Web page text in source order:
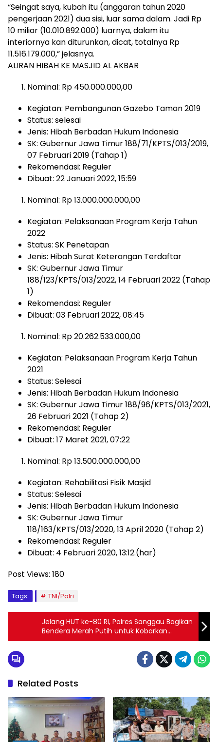
“Seingat saya, kubah itu (anggaran tahun 2020
pengerjaan 2021) dua sisi, luar sama dalam. Jadi Rp
10 miliar (10.010.892.000) luarnya, dalam itu
interiornya kan diturunkan, dicat, totalnya Rp
11.516.179.000,” jelasnya.
ALIRAN HIBAH KE MASJID AL AKBAR
Nominal: Rp 450.000.000,00
Kegiatan: Pembangunan Gazebo Taman 2019
Status: selesai
Jenis: Hibah Berbadan Hukum Indonesia
SK: Gubernur Jawa Timur 188/71/KPTS/013/2019,
07 Februari 2019 (Tahap 1)
Rekomendasi: Reguler
Dibuat: 22 Januari 2022, 15:59
Nominal: Rp 13.000.000.000,00
Kegiatan: Pelaksanaan Program Kerja Tahun
2022
Status: SK Penetapan
Jenis: Hibah Surat Keterangan Terdaftar
SK: Gubernur Jawa Timur
188/123/KPTS/013/2022, 14 Februari 2022 (Tahap
1)
Rekomendasi: Reguler
Dibuat: 03 Februari 2022, 08:45
Nominal: Rp 20.262.533.000,00
Kegiatan: Pelaksanaan Program Kerja Tahun
2021
Status: Selesai
Jenis: Hibah Berbadan Hukum Indonesia
SK: Gubernur Jawa Timur 188/96/KPTS/013/2021,
26 Februari 2021 (Tahap 2)
Rekomendasi: Reguler
Dibuat: 17 Maret 2021, 07:22
Nominal: Rp 13.500.000.000,00
Kegiatan: Rehabilitasi Fisik Masjid
Status: Selesai
Jenis: Hibah Berbadan Hukum Indonesia
SK: Gubernur Jawa Timur
118/163/KPTS/013/2020, 13 April 2020 (Tahap 2)
Rekomendasi: Reguler
Dibuat: 4 Februari 2020, 13:12.(har)
Post Views: 180
Tags: TNI/Polri
Jelang HUT ke-80 RI, Polres Sanggau Bagikan
Bendera Merah Putih untuk Kobarkan
Semangat Nasionalisme
Related Posts